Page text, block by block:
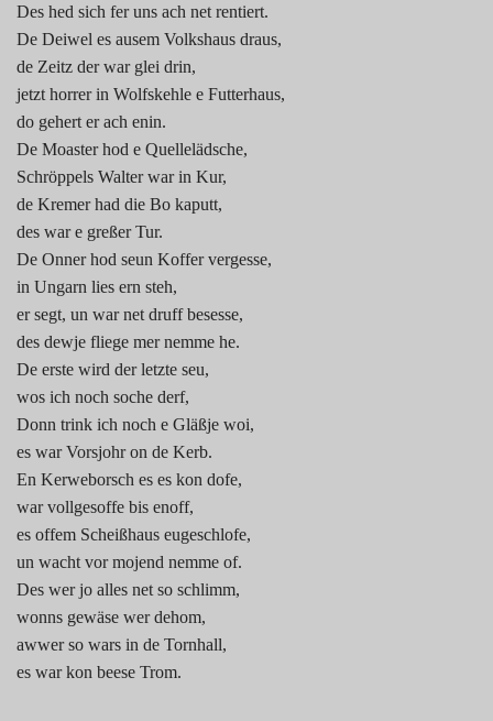
Des hed sich fer uns ach net rentiert.
De Deiwel es ausem Volkshaus draus,
de Zeitz der war glei drin,
jetzt horrer in Wolfskehle e Futterhaus,
do gehert er ach enin.
De Moaster hod e Quellelädsche,
Schröppels Walter war in Kur,
de Kremer had die Bo kaputt,
des war e greßer Tur.
De Onner hod seun Koffer vergesse,
in Ungarn lies ern steh,
er segt, un war net druff besesse,
des dewje fliege mer nemme he.
De erste wird der letzte seu,
wos ich noch soche derf,
Donn trink ich noch e Gläßje woi,
es war Vorsjohr on de Kerb.
En Kerweborsch es es kon dofe,
war vollgesoffe bis enoff,
es offem Scheißhaus eugeschlofe,
un wacht vor mojend nemme of.
Des wer jo alles net so schlimm,
wonns gewäse wer dehom,
awwer so wars in de Tornhall,
es war kon beese Trom.